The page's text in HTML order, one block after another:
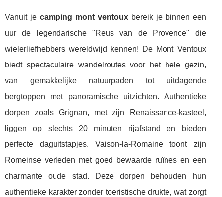
Vanuit je camping mont ventouxbereik je binnen een
uur de legendarische "Reus van de Provence" die
wielerliefhebbers wereldwijd kennen! De Mont Ventoux
biedt spectaculaire wandelroutes voor het hele gezin,
van gemakkelijke natuurpaden tot uitdagende
bergtoppen met panoramische uitzichten. Authentieke
dorpen zoals Grignan, met zijn Renaissance-kasteel,
liggen op slechts 20 minuten rijafstand en bieden
perfecte daguitstapjes. Vaison-la-Romaine toont zijn
Romeinse verleden met goed bewaarde ruïnes en een
charmante oude stad. Deze dorpen behouden hun
authentieke karakter zonder toeristische drukte, wat zorgt